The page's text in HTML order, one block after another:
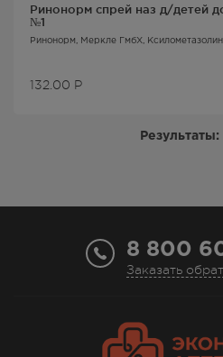
Ринонорм спрей наз д/детей
№1
Ринонорм , Меркле ГмбХ, Ксилометазолин
132.00 Р
Результаты:
8 800
Заказать